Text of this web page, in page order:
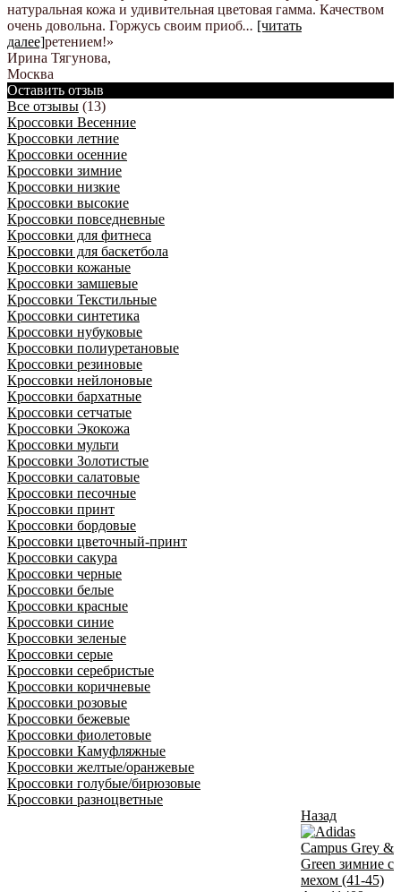
натуральная кожа и удивительная цветовая гамма. Качеством
очень довольна. Горжусь своим приоб... [читать
далее]ретением!»
Ирина Тягунова,
Москва
Оставить отзыв
Все отзывы (13)
Кроссовки Весенние
Кроссовки летние
Кроссовки осенние
Кроссовки зимние
Кроссовки низкие
Кроссовки высокие
Кроссовки повседневные
Кроссовки для фитнеса
Кроссовки для баскетбола
Кроссовки кожаные
Кроссовки замшевые
Кроссовки Текстильные
Кроссовки синтетика
Кроссовки нубуковые
Кроссовки полиуретановые
Кроссовки резиновые
Кроссовки нейлоновые
Кроссовки бархатные
Кроссовки сетчатые
Кроссовки Экокожа
Кроссовки мульти
Кроссовки Золотистые
Кроссовки салатовые
Кроссовки песочные
Кроссовки принт
Кроссовки бордовые
Кроссовки цветочный-принт
Кроссовки сакура
Кроссовки черные
Кроссовки белые
Кроссовки красные
Кроссовки синие
Кроссовки зеленые
Кроссовки серые
Кроссовки серебристые
Кроссовки коричневые
Кроссовки розовые
Кроссовки бежевые
Кроссовки фиолетовые
Кроссовки Камуфляжные
Кроссовки желтые/оранжевые
Кроссовки голубые/бирюзовые
Кроссовки разноцветные
Назад